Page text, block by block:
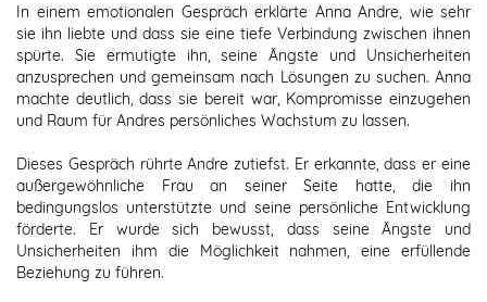
In einem emotionalen Gespräch erklärte Anna Andre, wie sehr
sie ihn liebte und dass sie eine tiefe Verbindung zwischen ihnen
spürte. Sie ermutigte ihn, seine Ängste und Unsicherheiten
anzusprechen und gemeinsam nach Lösungen zu suchen. Anna
machte deutlich, dass sie bereit war, Kompromisse einzugehen
und Raum für Andres persönliches Wachstum zu lassen.
Dieses Gespräch rührte Andre zutiefst. Er erkannte, dass er eine
außergewöhnliche Frau an seiner Seite hatte, die ihn
bedingungslos unterstützte und seine persönliche Entwicklung
förderte. Er wurde sich bewusst, dass seine Ängste und
Unsicherheiten ihm die Möglichkeit nahmen, eine erfüllende
Beziehung zu führen.